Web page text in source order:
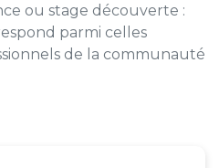
ou stage découverte :
parmi celles
de la communauté